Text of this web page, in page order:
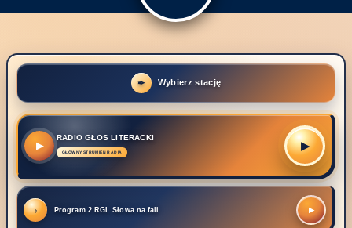
Wybierz stację
RADIO GŁOS LITERACKI
▶
Program 2 RGL Słowa na fali ▶